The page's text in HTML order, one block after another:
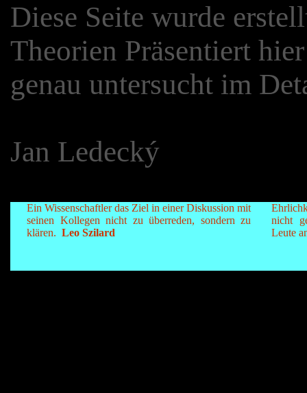
Diese Seite wurde
Theorien Präsentiert
genau untersucht im
Jan Ledecký
Ein Wissenschaftler das Ziel in einer Diskussion mit
seinen Kollegen nicht zu überreden, sondern zu
klären. Leo Szilard
nicht
Leute